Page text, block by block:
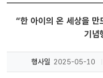
“한 아이의 온 세상을
기념
행사일 2025-05-10